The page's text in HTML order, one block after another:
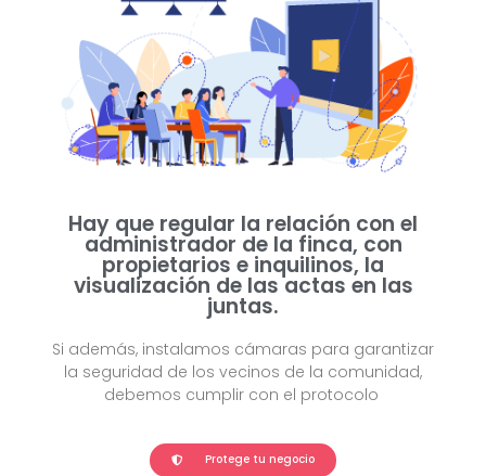
Hay que regular la relación con el
administrador de la finca, con
propietarios e inquilinos, la
visualización de las actas en las
juntas.
Si además, instalamos cámaras para garantizar
la seguridad de los vecinos de la comunidad,
debemos cumplir con el protocolo
Protege tu negocio